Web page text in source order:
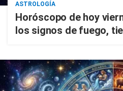
ASTROLOGÍA
Horóscopo de hoy
los signos de fuego,